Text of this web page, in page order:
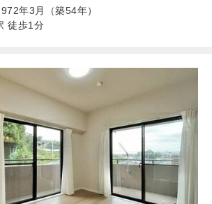
年3月（築54年）
徒歩1分